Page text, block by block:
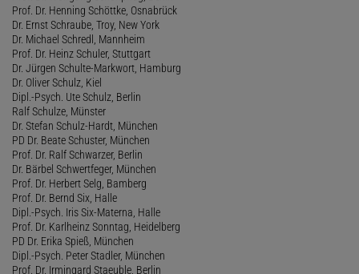
Prof. Dr. Henning Schöttke, Osnabrück
Dr. Ernst Schraube, Troy, New York
Dr. Michael Schredl, Mannheim
Prof. Dr. Heinz Schuler, Stuttgart
Dr. Jürgen Schulte-Markwort, Hamburg
Dr. Oliver Schulz, Kiel
Dipl.-Psych. Ute Schulz, Berlin
Ralf Schulze, Münster
Dr. Stefan Schulz-Hardt, München
PD Dr. Beate Schuster, München
Prof. Dr. Ralf Schwarzer, Berlin
Dr. Bärbel Schwertfeger, München
Prof. Dr. Herbert Selg, Bamberg
Prof. Dr. Bernd Six, Halle
Dipl.-Psych. Iris Six-Materna, Halle
Prof. Dr. Karlheinz Sonntag, Heidelberg
PD Dr. Erika Spieß, München
Dipl.-Psych. Peter Stadler, München
Prof. Dr. Irmingard Staeuble, Berlin